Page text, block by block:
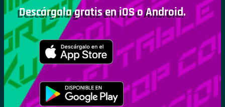
Descárgala gratis en iOS o Android.